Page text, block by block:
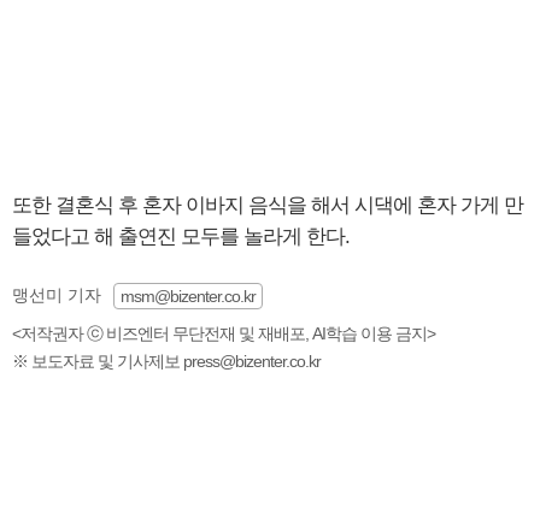
또한 결혼식 후 혼자 이바지 음식을 해서 시댁에 혼자 가게 만
들었다고 해 출연진 모두를 놀라게 한다.
맹선미 기자
msm@bizenter.co.kr
<저작권자 ⓒ 비즈엔터 무단전재 및 재배포, AI학습 이용 금지>
※ 보도자료 및 기사제보 press@bizenter.co.kr